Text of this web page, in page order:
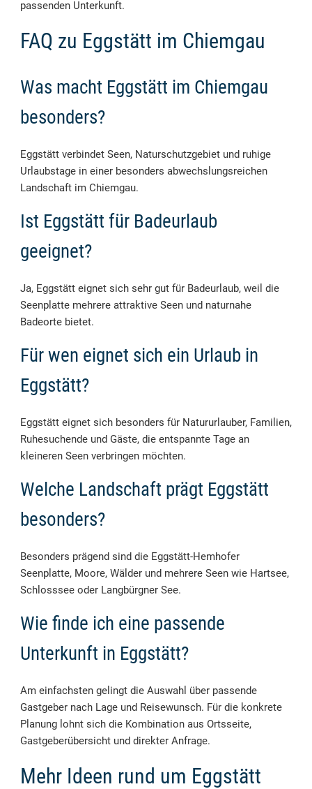
passenden Unterkunft.
FAQ zu Eggstätt im Chiemgau
Was macht Eggstätt im Chiemgau
besonders?
Eggstätt verbindet Seen, Naturschutzgebiet und ruhige
Urlaubstage in einer besonders abwechslungsreichen
Landschaft im Chiemgau.
Ist Eggstätt für Badeurlaub
geeignet?
Ja, Eggstätt eignet sich sehr gut für Badeurlaub, weil die
Seenplatte mehrere attraktive Seen und naturnahe
Badeorte bietet.
Für wen eignet sich ein Urlaub in
Eggstätt?
Eggstätt eignet sich besonders für Natururlauber, Familien,
Ruhesuchende und Gäste, die entspannte Tage an
kleineren Seen verbringen möchten.
Welche Landschaft prägt Eggstätt
besonders?
Besonders prägend sind die Eggstätt-Hemhofer
Seenplatte, Moore, Wälder und mehrere Seen wie Hartsee,
Schlosssee oder Langbürgner See.
Wie finde ich eine passende
Unterkunft in Eggstätt?
Am einfachsten gelingt die Auswahl über passende
Gastgeber nach Lage und Reisewunsch. Für die konkrete
Planung lohnt sich die Kombination aus Ortsseite,
Gastgeberübersicht und direkter Anfrage.
Mehr Ideen rund um Eggstätt